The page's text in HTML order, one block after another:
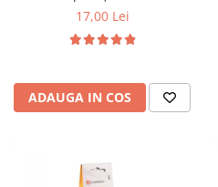
17,00 Lei
ADAUGA IN COS